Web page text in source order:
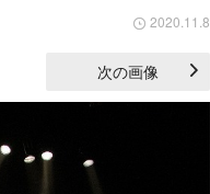
2020.11.8
次の画像